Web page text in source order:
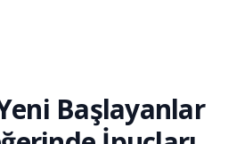
Başlayanlar